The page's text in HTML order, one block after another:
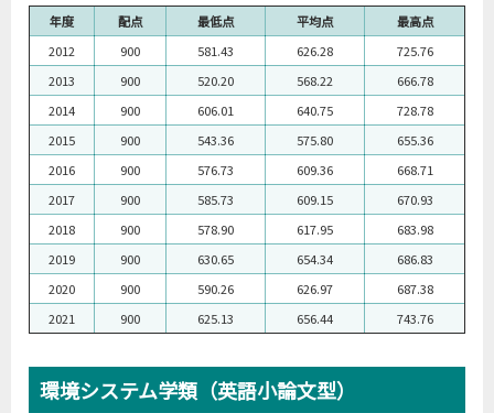
年度 配点 最低点 平均点
最高点
2012
900 581.43 626.28
725.76
2013
900 520.20 568.22
666.78
2014
900 606.01 640.75
728.78
2015
900 543.36 575.80
655.36
2016
900 576.73 609.36
668.71
2017
900 585.73 609.15
670.93
2018
900 578.90 617.95
683.98
2019
900 630.65 654.34
686.83
2020
900 590.26 626.97
687.38
2021
900 625.13 656.44 743.76
環境システム学類（英語小論文型）